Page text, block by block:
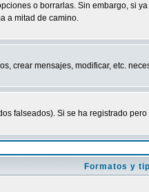
o borrarlas. Sin embargo,
a mitad de camino.
crear mensajes, modificar, etc.
falseados). Si se ha registrado
Formatos y